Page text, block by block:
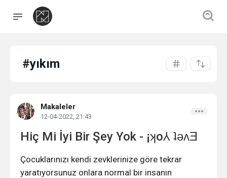
#yıkım
Makaleler
12-04-2022, 21:43
Hiç Mi İyi Bir Şey Yok - ¡ʞo⅄ ʇǝʌƎ
Çocuklarınızı kendi zevklerinize göre tekrar
yaratıyorsunuz onlara normal bir insanın